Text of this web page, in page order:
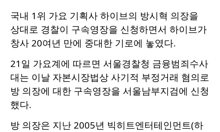
국내 1위 가요 기획사 하이브의 방시혁 의장을
상대로 경찰이 구속영장을 신청하면서 하이브가
창사 20여년 만에 중대한 기로에 놓였다.
21일 가요계에 따르면 서울경찰청 금융범죄수사
대는 이날 자본시장법상 사기적 부정거래 혐의로
방 의장에 대한 구속영장을 서울남부지검에 신청
했다.
방 의장은 지난 2005년 빅히트엔터테인먼트(하